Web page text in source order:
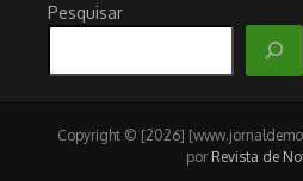
Pesquisar
Copyright © [2026]
por Revista de